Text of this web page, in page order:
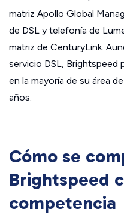
matriz Apollo Global
de DSL y telefonía de
matriz de CenturyLink.
servicio DSL, Brightspeed
en la mayoría de su área
años.
Cómo se
Brightspeed
competencia